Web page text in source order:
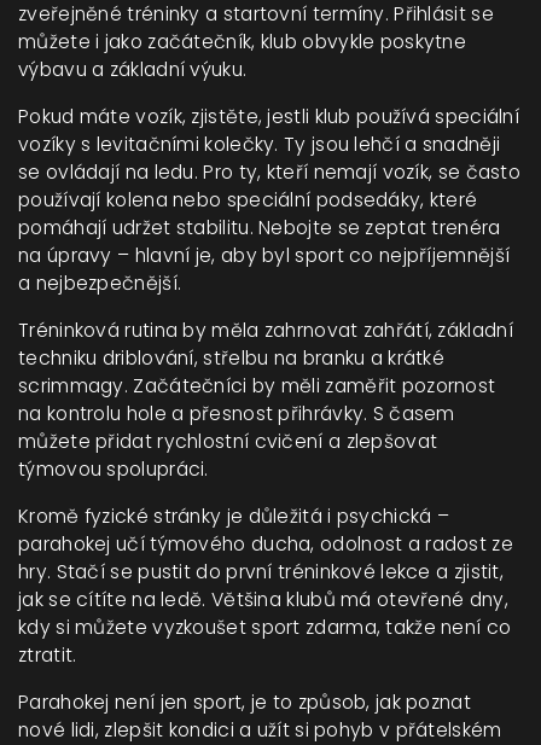
zveřejněné tréninky a startovní termíny. Přihlásit se
můžete i jako začátečník, klub obvykle poskytne
výbavu a základní výuku.
Pokud máte vozík, zjistěte, jestli klub používá speciální
vozíky s levitačními kolečky. Ty jsou lehčí a snadněji
se ovládají na ledu. Pro ty, kteří nemají vozík, se často
používají kolena nebo speciální podsedáky, které
pomáhají udržet stabilitu. Nebojte se zeptat trenéra
na úpravy – hlavní je, aby byl sport co nejpříjemnější
a nejbezpečnější.
Tréninková rutina by měla zahrnovat zahřátí, základní
techniku driblování, střelbu na branku a krátké
scrimmagy. Začátečníci by měli zaměřit pozornost
na kontrolu hole a přesnost přihrávky. S časem
můžete přidat rychlostní cvičení a zlepšovat
týmovou spolupráci.
Kromě fyzické stránky je důležitá i psychická –
parahokej učí týmového ducha, odolnost a radost ze
hry. Stačí se pustit do první tréninkové lekce a zjistit,
jak se cítíte na ledě. Většina klubů má otevřené dny,
kdy si můžete vyzkoušet sport zdarma, takže není co
ztratit.
Parahokej není jen sport, je to způsob, jak poznat
nové lidi, zlepšit kondici a užít si pohyb v přátelském